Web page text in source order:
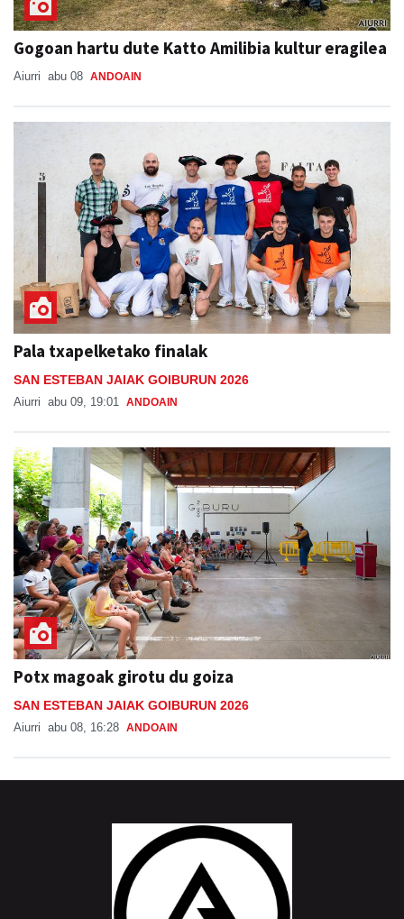
Gogoan hartu dute Katto Amilibia kultur eragilea
Aiurri abu 08 ANDOAIN
Pala txapelketako finalak
SAN ESTEBAN JAIAK GOIBURUN 2026
Aiurri abu 09, 19:01 ANDOAIN
Potx magoak girotu du goiza
SAN ESTEBAN JAIAK GOIBURUN 2026
Aiurri abu 08, 16:28 ANDOAIN